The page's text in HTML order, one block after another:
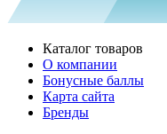
Каталог товаров
О компании
Бонусные баллы
Карта сайта
Бренды